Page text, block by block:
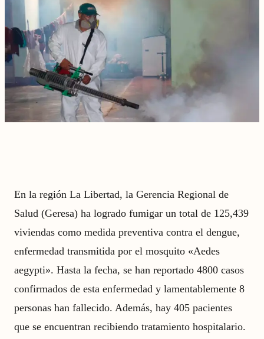
En la región La Libertad, la Gerencia Regional de
Salud (Geresa) ha logrado fumigar un total de 125,439
viviendas como medida preventiva contra el dengue,
enfermedad transmitida por el mosquito «Aedes
aegypti». Hasta la fecha, se han reportado 4800 casos
confirmados de esta enfermedad y lamentablemente 8
personas han fallecido. Además, hay 405 pacientes
que se encuentran recibiendo tratamiento hospitalario.